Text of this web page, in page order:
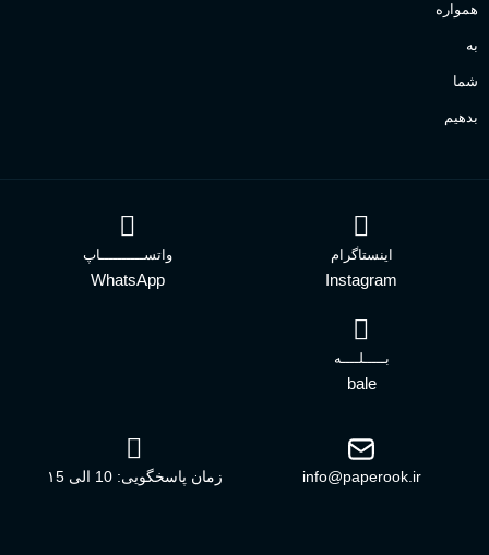
همواره
به
شما
بدهیم
اینستاگرام
Instagram
واتســــــــــاپ
WhatsApp
بـــــلــــه
bale
info@paperook.ir زمان پاسخگویی: 10 الی ۱5